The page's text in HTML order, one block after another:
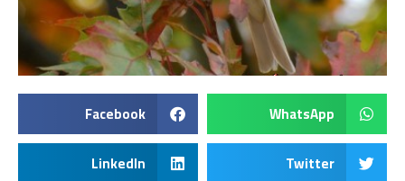
WhatsApp
Facebook
Twitter
LinkedIn